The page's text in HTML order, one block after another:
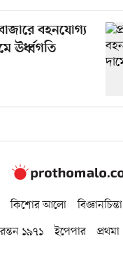
বহনযোগ্য
ঊর্ধ্বগতি
কিশোর আলো বিজ্ঞানচিন্তা
১৯৭১ ইপেপার প্রথমা